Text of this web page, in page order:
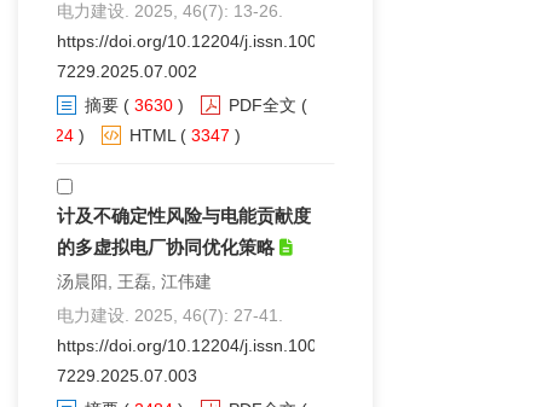
电力建设. 2025, 46(7): 13-26.
https://doi.org/10.12204/j.issn.1000-
7229.2025.07.002
摘要 ( 3630 ) PDF全文 (
624 ) HTML ( 3347 )
计及不确定性风险与电能贡献度
的多虚拟电厂协同优化策略
汤晨阳, 王磊, 江伟建
电力建设. 2025, 46(7): 27-41.
https://doi.org/10.12204/j.issn.1000-
7229.2025.07.003